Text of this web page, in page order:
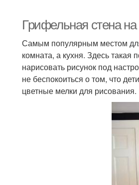
Грифельная стена на
Самым популярным местом для
комната, а кухня. Здесь такая
нарисовать рисунок под
не беспокоиться о том, что
цветные мелки для рисования.